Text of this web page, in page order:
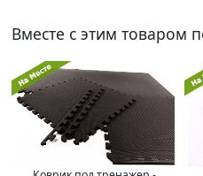
Вместе с этим товаром